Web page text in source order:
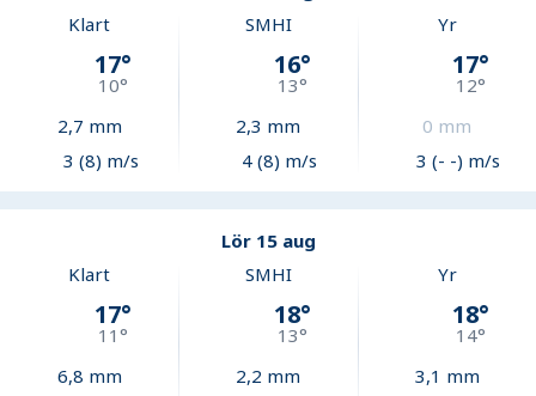
Klart
17°
10°
2,7 mm
3 (8) m/s
SMHI
16°
13°
2,3 mm
4 (8) m/s
Yr
17°
12°
0 mm
3 (- -) m/s
Lör 15 aug
Klart
17°
11°
6,8 mm
SMHI
18°
13°
2,2 mm
Yr
18°
14°
3,1 mm